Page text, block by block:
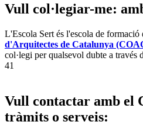
Vull col·legiar-me:
L'Escola Sert és l'escola de formació
d'Arquitectes de Catalunya
col·legi per qualsevol dubte a través
41
Vull contactar amb el
tràmits o serveis: